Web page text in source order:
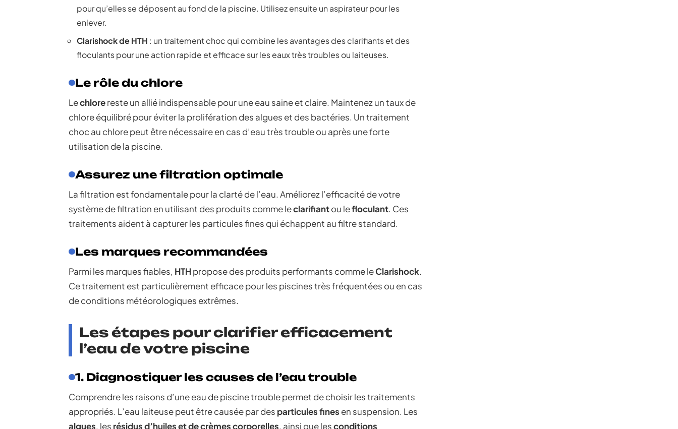
pour qu’elles se déposent au fond de la piscine. Utilisez ensuite un aspirateur pour les
enlever.
Clarishock de HTH : un traitement choc qui combine les avantages des clarifiants et des
floculants pour une action rapide et efficace sur les eaux très troubles ou laiteuses.
Le rôle du chlore
Lechlorereste un allié indispensable pour une eau saine et claire. Maintenez un taux de
chlore équilibré pour éviter la prolifération des algues et des bactéries. Un traitement
choc au chlore peut être nécessaire en cas d’eau très trouble ou après une forte
utilisation de la piscine.
Assurez une filtration optimale
La filtration est fondamentale pour la clarté de l’eau. Améliorez l’efficacité de votre
système de filtration en utilisant des produits comme leclarifiantou lefloculant. Ces
traitements aident à capturer les particules fines qui échappent au filtre standard.
Les marques recommandées
Parmi les marques fiables, HTHpropose des produits performants comme leClarishock.
Ce traitement est particulièrement efficace pour les piscines très fréquentées ou en cas
de conditions météorologiques extrêmes.
Les étapes pour clarifier efficacement
l’eau de votre piscine
1. Diagnostiquer les causes de l’eau trouble
Comprendre les raisons d’une eau de piscine trouble permet de choisir les traitements
appropriés. L’eau laiteuse peut être causée par des particules fines en suspension. Les
algues, les résidus d’huiles et de crèmes corporelles, ainsi que lesconditions